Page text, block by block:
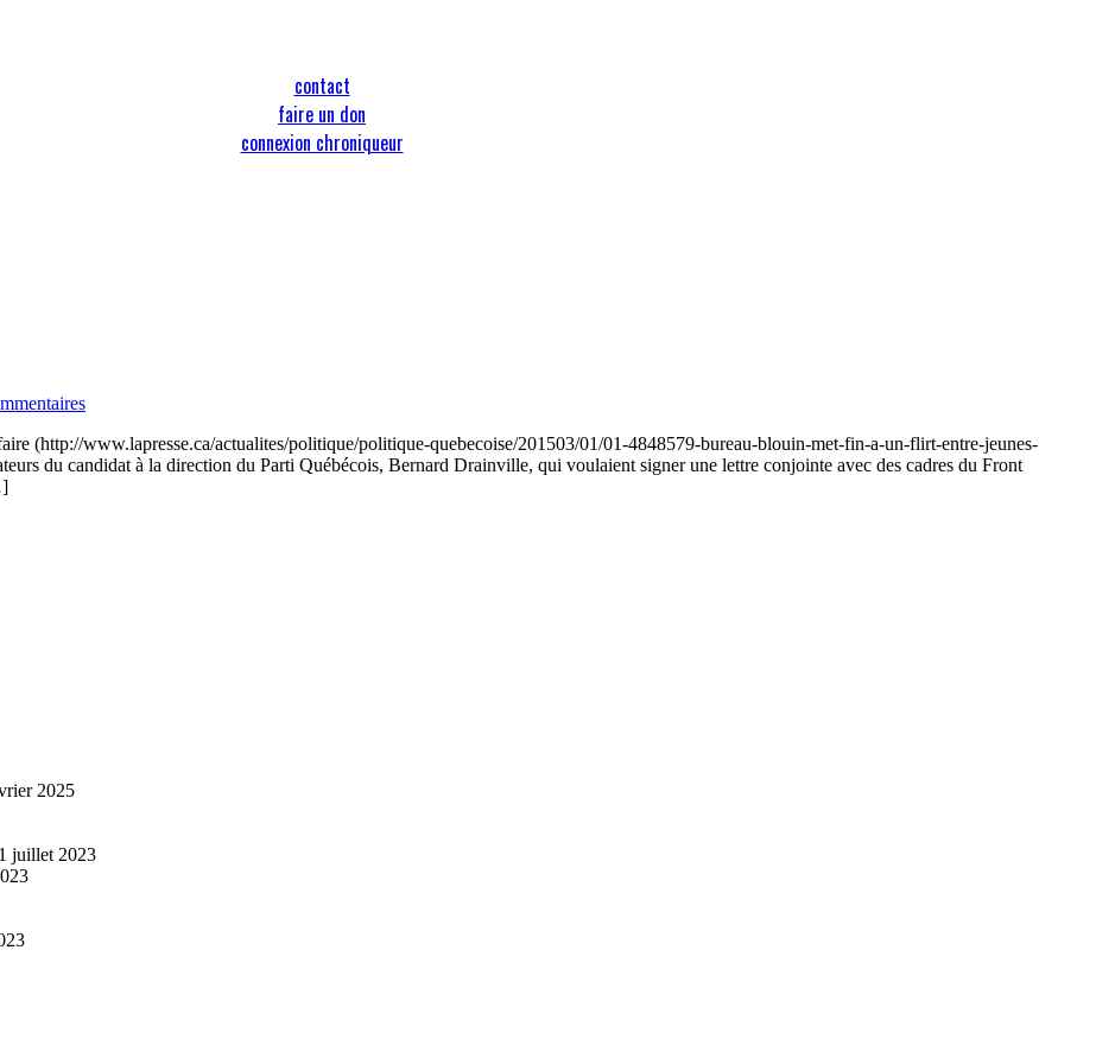
contact
faire un don
connexion chroniqueur
(http://www.lapresse.ca/actualites/politique/politique-quebecoise/201503/01/01-4848579-bureau-blouin-met-fin-a-un-flirt-entre-jeunes-
du candidat à la direction du Parti Québécois, Bernard Drainville, qui voulaient signer une lettre conjointe avec des cadres du Front
2025
1 juillet 2023